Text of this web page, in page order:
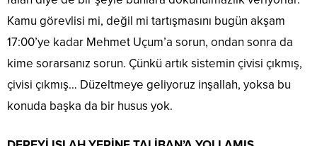
Kamu görevlisi mi, değil mi tartışmasını bugün akşam
17:00’ye kadar Mehmet Uçum’a sorun, ondan sonra da
kime sorarsanız sorun. Çünkü artık sistemin çivisi çıkmış,
çivisi çıkmış… Düzeltmeye geliyoruz inşallah, yoksa bu
konuda başka da bir husus yok.